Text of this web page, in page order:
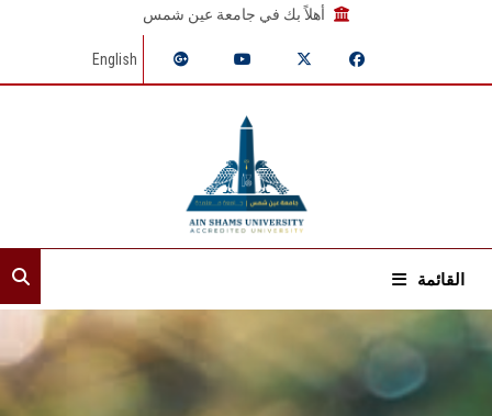
أهلاً بك في جامعة عين شمس
English
القائمة
الرئيسية